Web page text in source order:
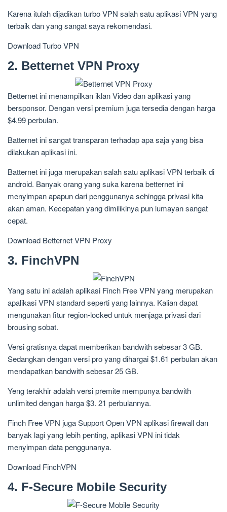
Karena itulah dijadikan turbo VPN salah satu aplikasi VPN yang
terbaik dan yang sangat saya rekomendasi.
Download Turbo VPN
2. Betternet VPN Proxy
Betternet ini menampilkan iklan Video dan aplikasi yang
bersponsor. Dengan versi premium juga tersedia dengan harga
$4.99 perbulan.
Batternet ini sangat transparan terhadap apa saja yang bisa
dilakukan aplikasi ini.
Batternet ini juga merupakan salah satu aplikasi VPN terbaik di
android. Banyak orang yang suka karena betternet ini
menyimpan apapun dari penggunanya sehingga privasi kita
akan aman. Kecepatan yang dimilikinya pun lumayan sangat
cepat.
Download Betternet VPN Proxy
3. FinchVPN
Yang satu ini adalah aplikasi Finch Free VPN yang merupakan
apalikasi VPN standard seperti yang lainnya. Kalian dapat
mengunakan fitur region-locked untuk menjaga privasi dari
brousing sobat.
Versi gratisnya dapat memberikan bandwith sebesar 3 GB.
Sedangkan dengan versi pro yang dihargai $1.61 perbulan akan
mendapatkan bandwith sebesar 25 GB.
Yeng terakhir adalah versi premite mempunya bandwith
unlimited dengan harga $3. 21 perbulannya.
Finch Free VPN juga Support Open VPN aplikasi firewall dan
banyak lagi yang lebih penting, aplikasi VPN ini tidak
menyimpan data penggunanya.
Download FinchVPN
4. F-Secure Mobile Security